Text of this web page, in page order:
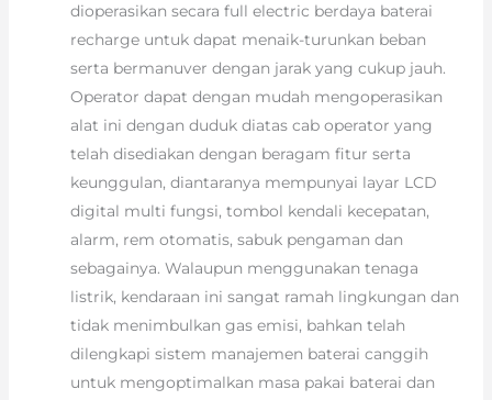
dioperasikan secara full electric berdaya baterai
recharge untuk dapat menaik-turunkan beban
serta bermanuver dengan jarak yang cukup jauh.
Operator dapat dengan mudah mengoperasikan
alat ini dengan duduk diatas cab operator yang
telah disediakan dengan beragam fitur serta
keunggulan, diantaranya mempunyai layar LCD
digital multi fungsi, tombol kendali kecepatan,
alarm, rem otomatis, sabuk pengaman dan
sebagainya. Walaupun menggunakan tenaga
listrik, kendaraan ini sangat ramah lingkungan dan
tidak menimbulkan gas emisi, bahkan telah
dilengkapi sistem manajemen baterai canggih
untuk mengoptimalkan masa pakai baterai dan